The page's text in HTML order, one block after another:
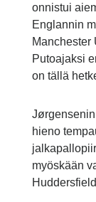
onnistui
Englannin
Manchester
Putoajaksi
on tällä
hieno
myöskään